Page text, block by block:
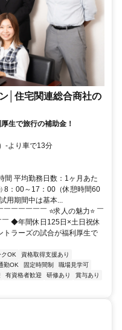
│住宅関連総合商社の
生で旅行の補助金！
-より車で13分
間 平均勤務日数：1ヶ月あた
8：00～17：00（休憩時間60
用期間中は基本...
￣￣￣￣￣ ⭐求人の魅力⭐ ￣
￣ ◆年間休日125日×土日祝休
ラーズの試合が福利厚生で
クOK
資格取得支援あり
勤OK 固定時間制
職場見学可
有資格者歓迎 研修あり
賞与あり